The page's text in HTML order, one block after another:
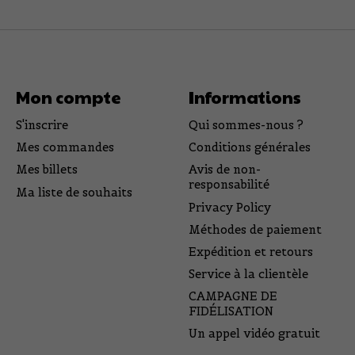
Mon compte
S'inscrire
Mes commandes
Mes billets
Ma liste de souhaits
Informations
Qui sommes-nous ?
Conditions générales
Avis de non-
responsabilité
Privacy Policy
Méthodes de paiement
Expédition et retours
Service à la clientèle
CAMPAGNE DE
FIDÉLISATION
Un appel vidéo gratuit